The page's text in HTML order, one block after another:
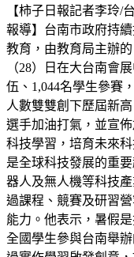
【柿子日報記者李玲/
報導】台南市政府持
教育，由教育局主辦
（28）日在大台南會
伍、1,044名學生參賽
人數雙雙創下歷屆新
選手加油打氣，並宣
科技學習，培育未來
是全球科技發展的重
器人及無人機等科技
過課程、競賽及研習
能力。他表示，暑假
全國學生參與台南舉